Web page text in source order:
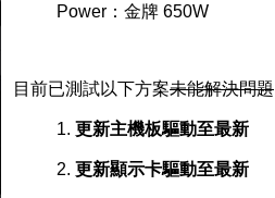
Power：金牌 650W
目前已測試以下方案未能解決問題
1. 更新主機板驅動至最新
2. 更新顯示卡驅動至最新